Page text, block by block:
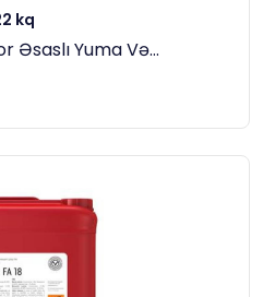
kq
Əsaslı Yuma Və